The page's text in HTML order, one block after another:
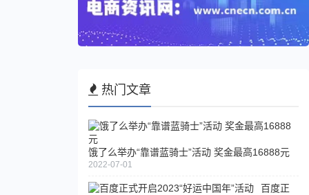
热门文章
饿了么举办“靠谱蓝骑士”活动 奖金最高16888元
2022-07-01
百度正